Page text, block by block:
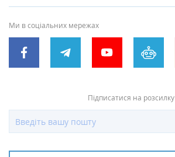
Ми в соціальних мережах
Підписатися на розсилку